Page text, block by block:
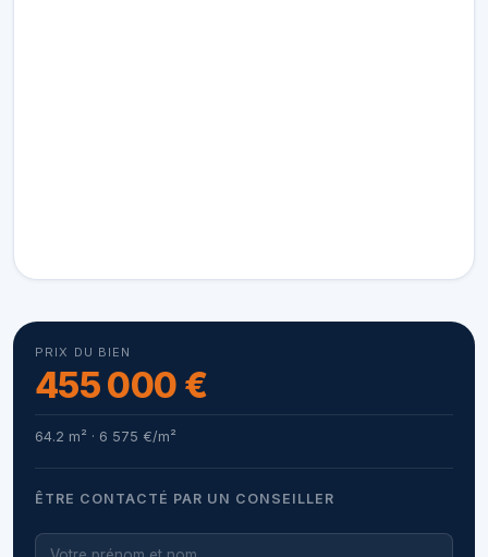
PRIX DU BIEN
455 000 €
64.2 m² · 6 575 €/m²
ÊTRE CONTACTÉ PAR UN CONSEILLER